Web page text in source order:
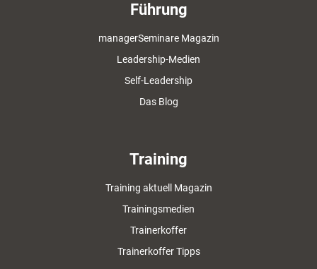
Führung
managerSeminare Magazin
Leadership-Medien
Self-Leadership
Das Blog
Training
Training aktuell Magazin
Trainingsmedien
Trainerkoffer
Trainerkoffer Tipps